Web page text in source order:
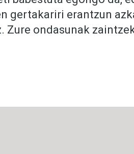
gertakariri erantzun
Zure ondasunak